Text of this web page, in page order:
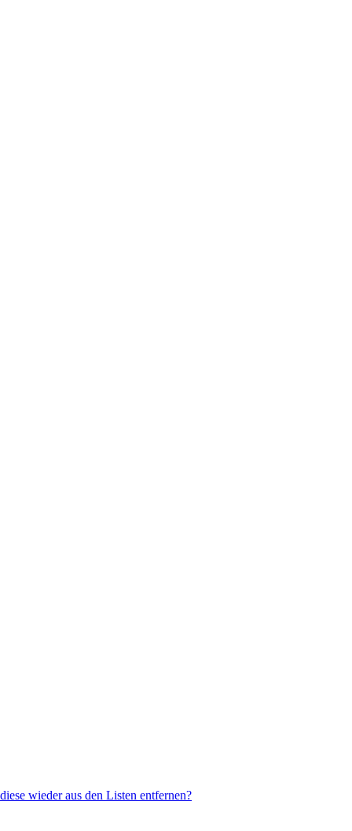
wieder aus den Listen entfernen?